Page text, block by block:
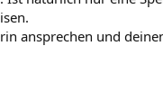
ansprechen und